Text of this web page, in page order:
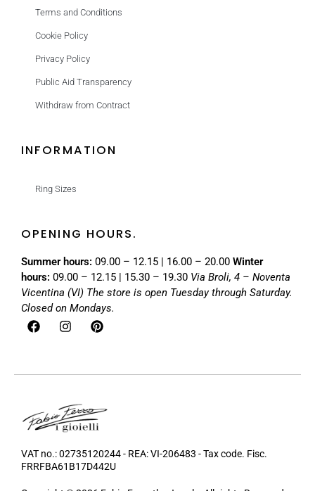
Terms and Conditions
Cookie Policy
Privacy Policy
Public Aid Transparency
Withdraw from Contract
INFORMATION
Ring Sizes
OPENING HOURS.
Summer hours: 09.00 – 12.15 | 16.00 – 20.00 Winter
hours: 09.00 – 12.15 | 15.30 – 19.30 Via Broli, 4 – Noventa
Vicentina (VI) The store is open Tuesday through Saturday.
Closed on Mondays.
VAT no.: 02735120244 - REA: VI-206483 - Tax code. Fisc.
FRRFBA61B17D442U